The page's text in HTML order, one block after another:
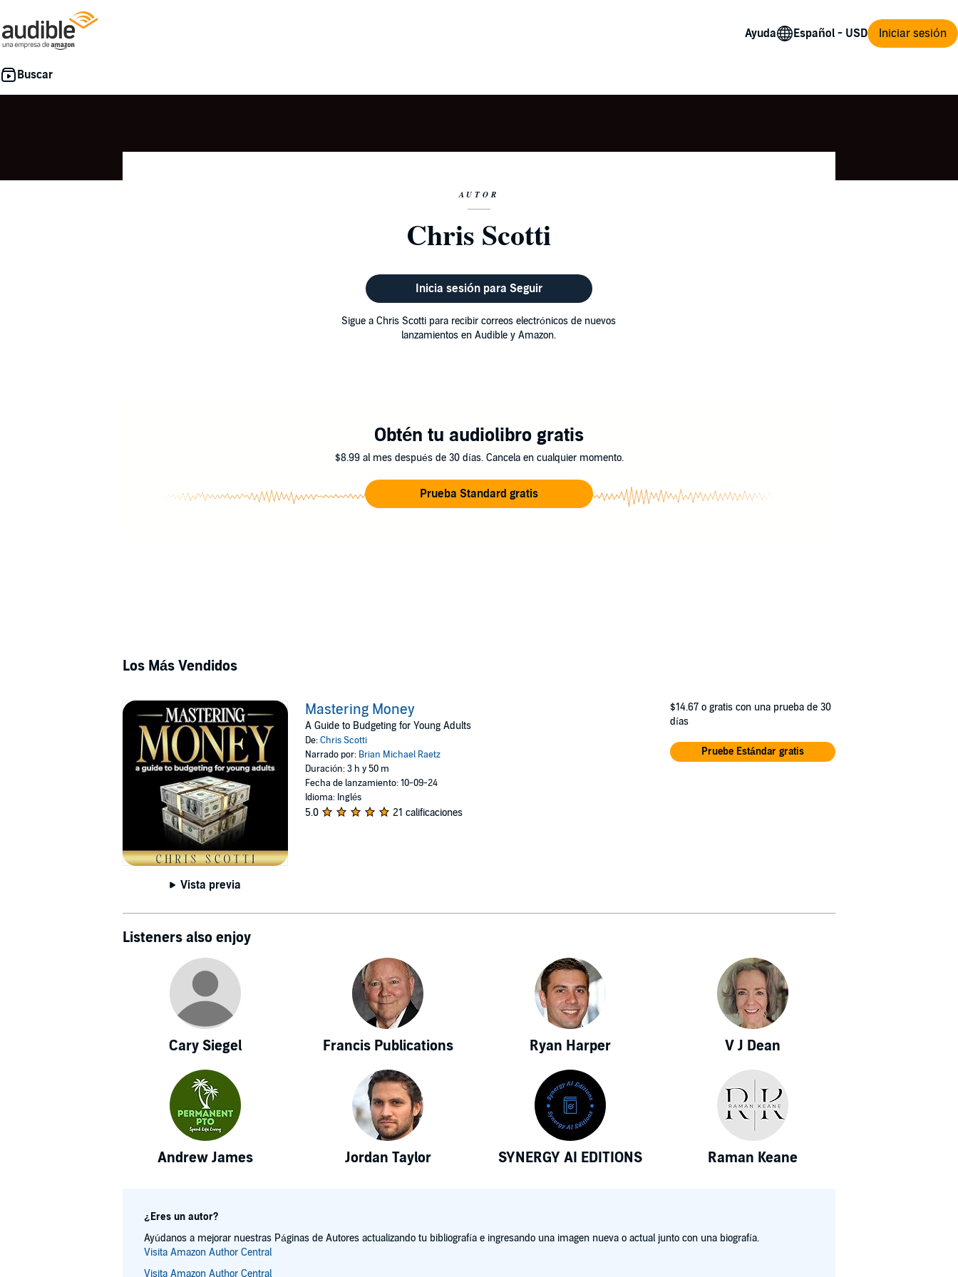
Ayuda Iniciar sesión
AUTOR
Chris Scotti
Inicia sesión para Seguir
Sigue a Chris Scotti para recibir correos electrónicos de nuevos
lanzamientos en Audible y Amazon.
Obtén tu audiolibro gratis
$8.99 al mes después de 30 días. Cancela en cualquier momento.
Prueba Standard gratis
Los Más Vendidos
Vista previa
Mastering Money
A Guide to Budgeting for Young Adults
De:Chris Scotti
Narrado por: Brian Michael Raetz
Duración: 3 h y 50 m
Fecha de lanzamiento: 10-09-24
Idioma: Inglés
5.0 21 calificaciones
$14.67 o gratis con una prueba de 30
días
Pruebe Estándar gratis
Listeners also enjoy
Cary Siegel Francis Publications Ryan Harper V J Dean
Andrew James Jordan Taylor SYNERGY AI EDITIONS Raman Keane
¿Eres un autor?
Ayúdanos a mejorar nuestras Páginas de Autores actualizando tu bibliografía e ingresando una imagen nueva o actual junto con una biografía.
Visita Amazon Author Central
Visita Amazon Author Central